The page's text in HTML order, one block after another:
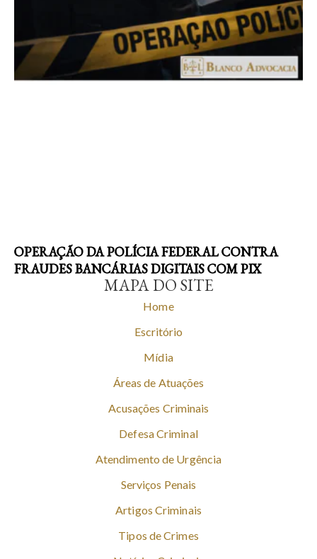
OPERAÇÃO DA POLÍCIA FEDERAL CONTRA
FRAUDES BANCÁRIAS DIGITAIS COM PIX
MAPA DO SITE
Home
Escritório
Mídia
Áreas de Atuações
Acusações Criminais
Defesa Criminal
Atendimento de Urgência
Serviços Penais
Artigos Criminais
Tipos de Crimes